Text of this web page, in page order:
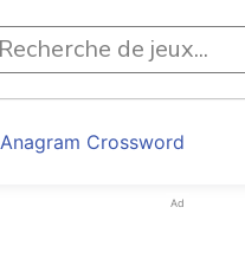
Crossword
Ad